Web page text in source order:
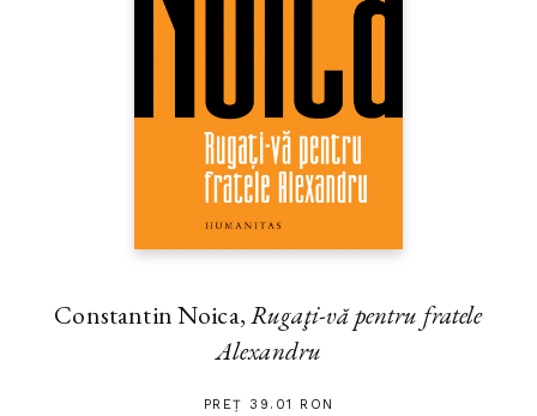
Constantin Noica,Rugaţi-vă pentru fratele
Alexandru
PREȚ 39.01 RON